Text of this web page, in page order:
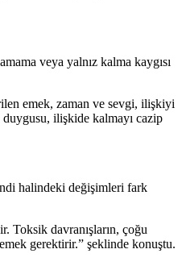
veya yalnız kalma kaygısı
emek, zaman ve sevgi, ilişkiyi
ilişkide kalmayı cazip
halindeki değişimleri fark
Toksik davranışların, çoğu
gerektirir.” şeklinde konuştu.